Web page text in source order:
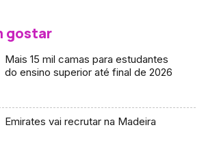
gostar
Mais 15 mil camas para estudantes
do ensino superior até final de 2026
Emirates vai recrutar na Madeira